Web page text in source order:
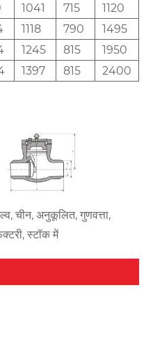
1041 715
1120
1118 790
1495
1245 815
1950
1397 815 2400
चीन, अनुकूलित, गुणवत्ता,
स्टॉक में